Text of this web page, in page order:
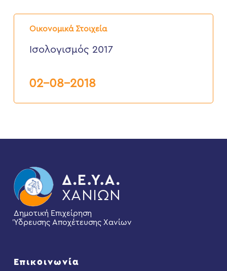
Οικονομικά Στοιχεία
Ισολογισμός
2017
Ισολογισμός 2017
02-08-2018
Δημοτική Επιχείρηση
Ύδρευσης Αποχέτευσης Χανίων
Επικοινωνία